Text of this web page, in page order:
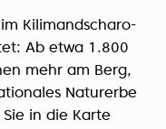
Kilimandscharo-
Ab etwa 1.800
mehr am Berg,
Naturerbe
Sie in die Karte